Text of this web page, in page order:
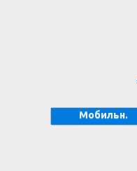
Мобильн.